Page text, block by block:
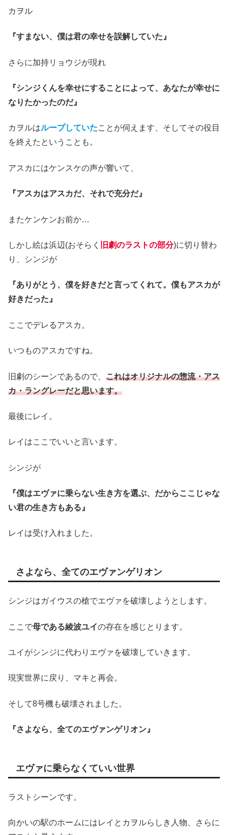
カヲル
『すまない、僕は君の幸せを誤解していた』
さらに加持リョウジが現れ
『シンジくんを幸せにすることによって、あなたが幸せに
なりたかったのだ』
カヲルはループしていたことが伺えます、そしてその役目
を終えたということも。
アスカにはケンスケの声が響いて、
『アスカはアスカだ、それで充分だ』
またケンケンお前か…
しかし絵は浜辺(おそらく 旧劇のラストの部分)に切り替わ
り、シンジが
『ありがとう、僕を好きだと言ってくれて。僕もアスカが
好きだった』
ここでデレるアスカ。
いつものアスカですね。
旧劇のシーンであるので、 これはオリジナルの惣流・アス
カ・ラングレーだと思います。
最後にレイ。
レイはここでいいと言います。
シンジが
『僕はエヴァに乗らない生き方を選ぶ、だからここじゃな
い君の生き方もある』
レイは受け入れました。
さよなら、全てのエヴァンゲリオン
シンジはガイウスの槍でエヴァを破壊しようとします。
ここで母である綾波ユイの存在を感じとります。
ユイがシンジに代わりエヴァを破壊していきます。
現実世界に戻り、マキと再会。
そして8号機も破壊されました。
『さよなら、全てのエヴァンゲリオン』
エヴァに乗らなくていい世界
ラストシーンです。
向かいの駅のホームにはレイとカヲルらしき人物、さらに